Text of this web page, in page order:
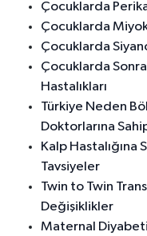
Çocuklarda
Çocuklarda
Çocuklarda
Çocuklarda
Hastalıkları
Türkiye Neden
Doktorlarına
Kalp Hastalığına
Tavsiyeler
Twin to Twin
Değişiklikler
Maternal